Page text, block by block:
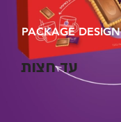
PACKAGE DESIGN
עד חצות